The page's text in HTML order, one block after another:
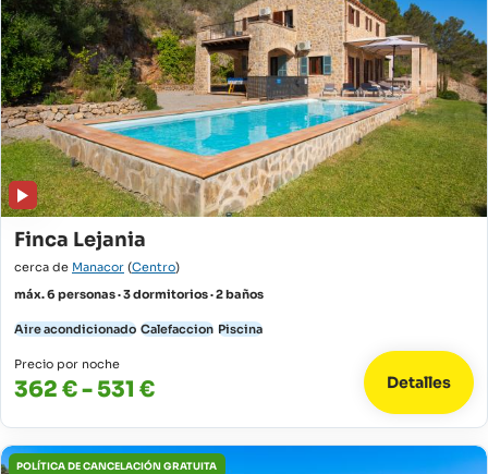
Finca Lejania
cerca de Manacor (Centro)
máx. 6 personas · 3 dormitorios · 2 baños
Aire acondicionado Calefaccion Piscina
Precio por noche
362 € - 531 € Detalles
POLÍTICA DE CANCELACIÓN GRATUITA